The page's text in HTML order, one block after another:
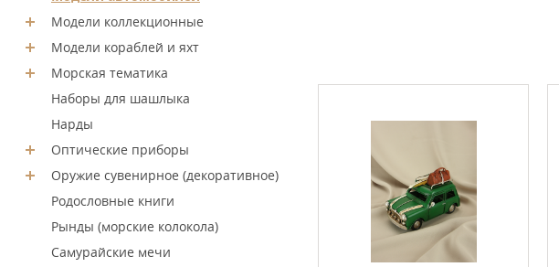
Модели коллекционные
Модели кораблей и яхт
Морская тематика
Наборы для шашлыка
Нарды
Оптические приборы
Оружие сувенирное (декоративное)
Родословные книги
Рынды (морские колокола)
Самурайские мечи